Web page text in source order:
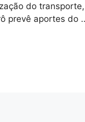
do
prevê aportes do